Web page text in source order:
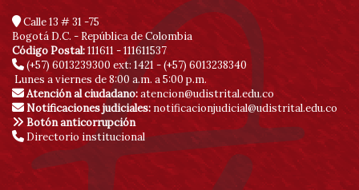
Calle 13 # 31 -75
Bogotá D.C. - República de Colombia
Código Postal:111611 - 111611537
(+57) 6013239300 ext: 1421 - (+57) 6013238340
Lunes a viernes de 8:00 a.m. a 5:00 p.m.
Atención al ciudadano:atencion@udistrital.edu.co
Notificaciones judiciales: notificacionjudicial@udistrital.edu.co
Botón anticorrupción
Directorio institucional